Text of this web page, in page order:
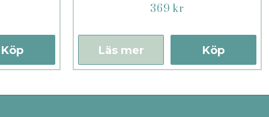
Köp
369 kr
Köp
Läs mer